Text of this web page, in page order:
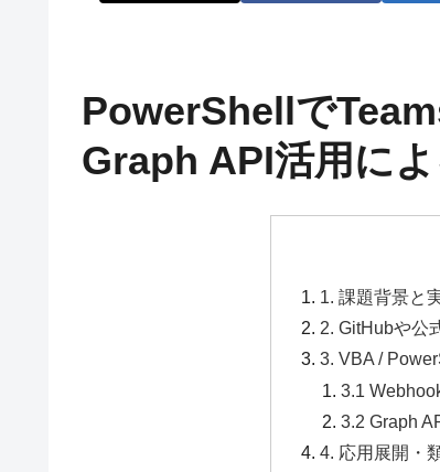
PowerShellで
Graph API活用に
1. 課題背景と
2. GitHubや公
3. VBA /
3.1
3.2 Graph
4. 応用展開・